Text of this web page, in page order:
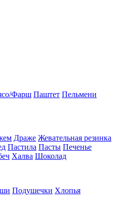
Фарш Паштет Пельмени
Драже Жевательная резинка
Пастила Пасты Печенье
Халва Шоколад
Подушечки Хлопья